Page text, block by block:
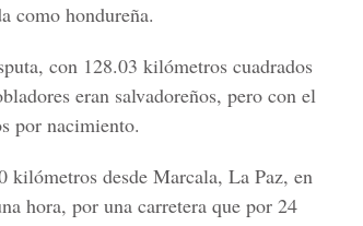
como hondureña.
con 128.03 kilómetros cuadrados
eran salvadoreños, pero con el
por nacimiento.
kilómetros desde Marcala, La Paz, en
hora, por una carretera que por 24